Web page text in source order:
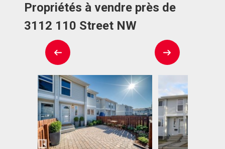
Propriétés à vendre près de
3112 110 Street NW